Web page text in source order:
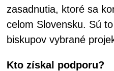
zasadnutia, ktoré sa
celom Slovensku. Sú
biskupov vybrané
Kto získal podporu?